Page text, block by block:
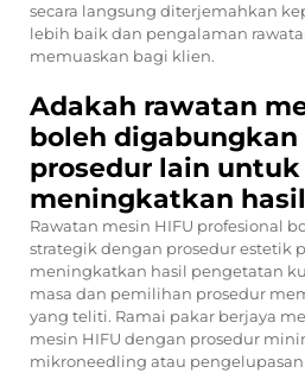
secara langsung diterjemahkan
lebih baik dan pengalaman
memuaskan bagi klien.
Adakah rawatan
boleh digabungkan
prosedur lain untuk
meningkatkan
Rawatan mesin HIFU profesional
strategik dengan prosedur estetik
meningkatkan hasil pengetatan
masa dan pemilihan prosedur
yang teliti. Ramai pakar berjaya
mesin HIFU dengan prosedur
mikroneedling atau